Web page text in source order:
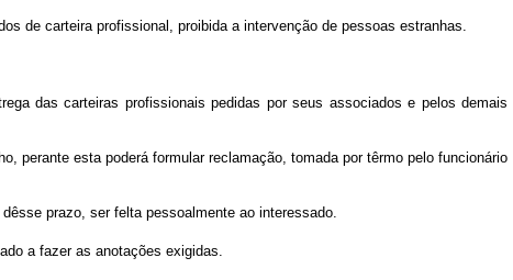
de carteira profissional, proibida a intervenção de pessoas estranhas.
das carteiras profissionais pedidas por seus associados e pelos demais
perante esta poderá formular reclamação, tomada por têrmo pelo funcionário
prazo, ser felta pessoalmente ao interessado.
a fazer as anotações exigidas.